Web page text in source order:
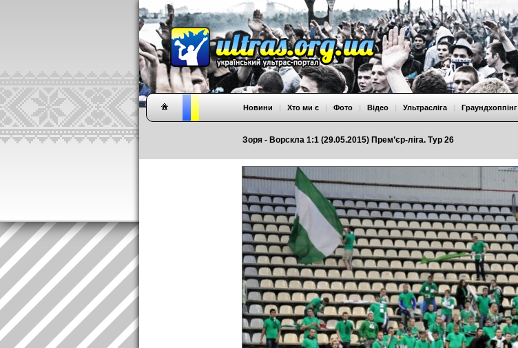
Зоря - Ворскла 1:1 (29.05.2015) Прем’єр-ліга. Тур 26
Новини | Хто ми є | Фото | Відео | Ультрасліга | Граундхоппінг